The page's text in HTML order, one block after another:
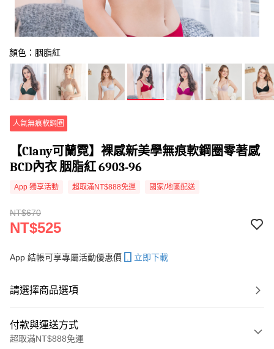
顏色：胭脂紅
人氣無痕軟鋼圈
【Clany可蘭霓】裸感新美學無痕軟鋼圈零著感
BCD內衣 胭脂紅 6903-96
App 獨享活動 超取滿NT$888免運 國家/地區配送
NT$670
NT$525
App 結帳可享專屬活動優惠價 立即下載
請選擇商品選項
付款與運送方式
超取滿NT$888免運